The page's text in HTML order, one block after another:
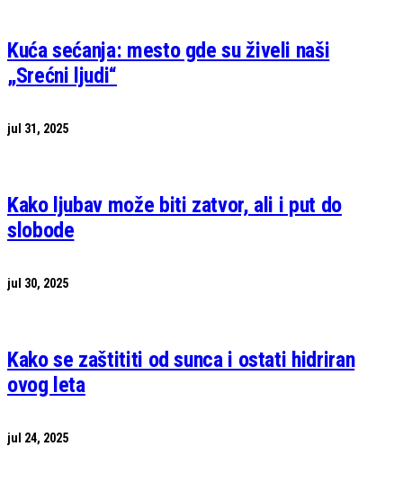
Kuća sećanja: mesto gde su živeli naši
„Srećni ljudi“
jul 31, 2025
Kako ljubav može biti zatvor, ali i put do
slobode
jul 30, 2025
Kako se zaštititi od sunca i ostati hidriran
ovog leta
jul 24, 2025